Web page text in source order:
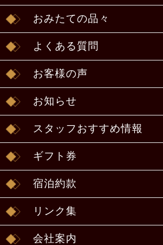
おみたての品々
よくある質問
お客様の声
お知らせ
スタッフおすすめ情報
ギフト券
宿泊約款
リンク集
会社案内